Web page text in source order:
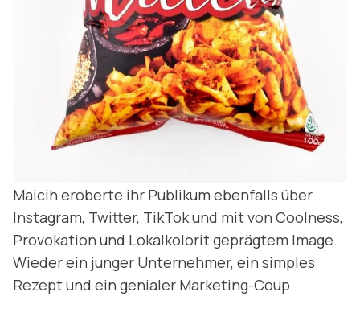
Maicih eroberte ihr Publikum ebenfalls über
Instagram, Twitter, TikTok und mit von Coolness,
Provokation und Lokalkolorit geprägtem Image.
Wieder ein junger Unternehmer, ein simples
Rezept und ein genialer Marketing-Coup.